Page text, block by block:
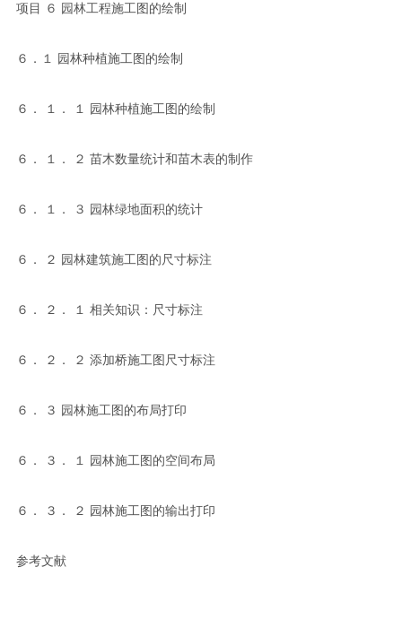
项目 ６ 园林工程施工图的绘制
６．１ 园林种植施工图的绘制
６． １． １ 园林种植施工图的绘制
６． １． ２ 苗木数量统计和苗木表的制作
６． １． ３ 园林绿地面积的统计
６． ２ 园林建筑施工图的尺寸标注
６． ２． １ 相关知识：尺寸标注
６． ２． ２ 添加桥施工图尺寸标注
６． ３ 园林施工图的布局打印
６． ３． １ 园林施工图的空间布局
６． ３． ２ 园林施工图的输出打印
参考文献